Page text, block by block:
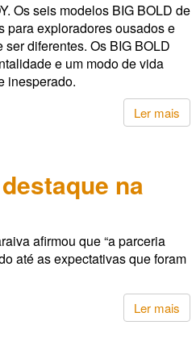
Os seis modelos BIG BOLD de
para exploradores ousados e
diferentes. Os BIG BOLD
e um modo de vida
inesperado.
Ler mais
na
afirmou que “a parceria
até as expectativas que foram
Ler mais